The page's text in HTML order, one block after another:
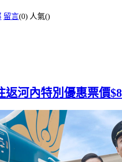
留言(0) 人氣()
返河內特別優惠票價